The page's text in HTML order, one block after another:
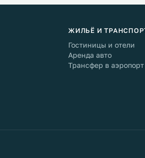
ЖИЛЬЁ И
Гостиницы и отели
Аренда авто
Трансфер в аэропорт